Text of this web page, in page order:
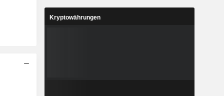
Kryptowährungen